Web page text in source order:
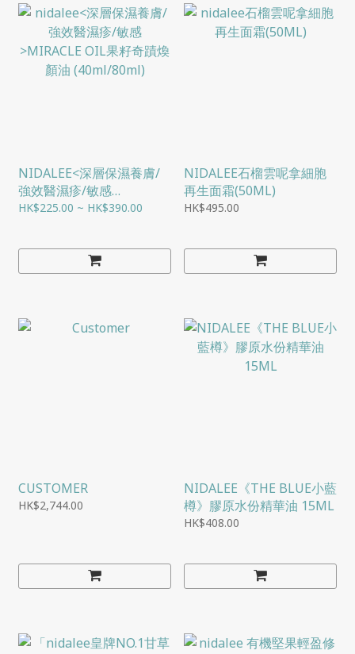
NIDALEE<深層保濕養膚/
強效醫濕疹/敏感
>MIRACLE OIL果籽奇蹟煥
HK$225.00 ~ HK$390.00
NIDALEE石榴雲呢拿細胞
再生面霜(50ML)
HK$495.00
CUSTOMER
HK$2,744.00
NIDALEE《THE BLUE小藍
樽》膠原水份精華油 15ML
HK$408.00